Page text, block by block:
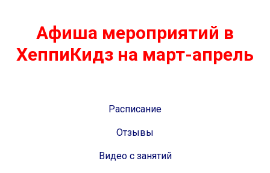
Афиша мероприятий в
ХеппиКидз на март-апрель
Расписание
Отзывы
Видео с занятий